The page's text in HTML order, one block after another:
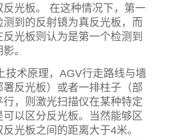
反光板。 在这种情况下，第一
测到的反射镜为真反光板，而
光板则认为是第一个检测到
。
术原理，AGV行走路线与墙
署反光板）或者一排柱子（部
行，则激光扫描仪在某种特定
可以区分反光板。当然能够区
光板之间的距离大于4米。